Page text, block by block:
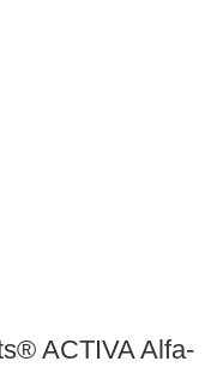
ACTIVA Alfa-